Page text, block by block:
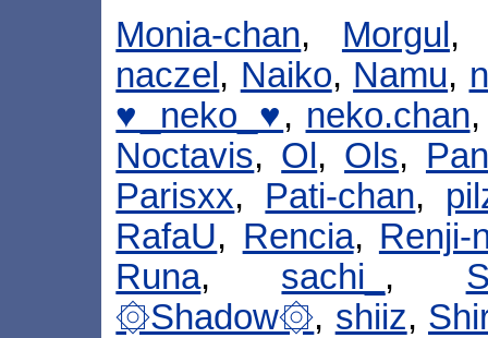
Monia-chan, Morgul
naczel , Naiko, Namu,
♥_neko_♥, neko.chan
Noctavis, Ol , Ols,
Parisxx, Pati-chan,
RafaU, Rencia, Renji-
Runa, sachi_ ,
۞Shadow۞, shiiz,